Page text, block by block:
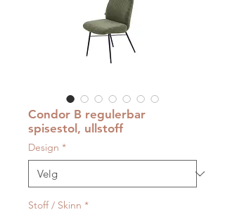
Condor B regulerbar
spisestol, ullstoff
Design *
Stoff / Skinn *